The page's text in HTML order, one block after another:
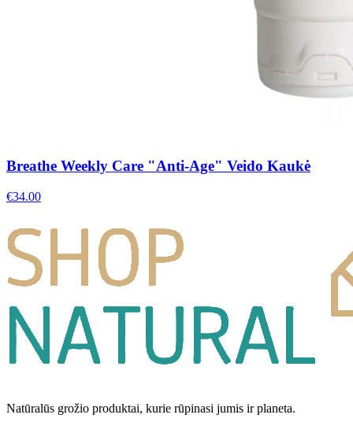
Breathe Weekly Care "Anti-Age" Veido Kaukė
€34.00
Natūralūs grožio produktai, kurie rūpinasi jumis ir planeta.